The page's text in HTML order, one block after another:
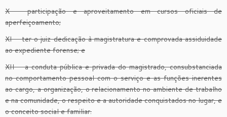
X – participação e aproveitamento em cursos oficiais de
aperfeiçoamento;
XI – ter o juiz dedicação à magistratura e comprovada assiduidade
ao expediente forense; e
XII – a conduta pública e privada do magistrado, consubstanciada
no comportamento pessoal com o serviço e as funções inerentes
ao cargo, a organização, o relacionamento no ambiente de trabalho
e na comunidade, o respeito e a autoridade conquistados no lugar, e
o conceito social e familiar.